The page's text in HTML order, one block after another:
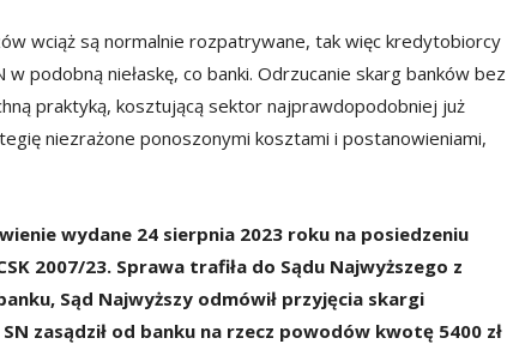
wciąż są normalnie rozpatrywane, tak więc kredytobiorcy
podobną niełaskę, co banki. Odrzucanie skarg banków bez
praktyką, kosztującą sektor najprawdopodobniej już
niezrażone ponoszonymi kosztami i postanowieniami,
wydane 24 sierpnia 2023 roku na posiedzeniu
2007/23. Sprawa trafiła do Sądu Najwyższego z
Sąd Najwyższy odmówił przyjęcia skargi
zasądził od banku na rzecz powodów kwotę 5400 zł